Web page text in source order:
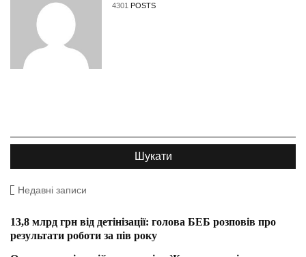
4301 POSTS
Недавні записи
13,8 млрд грн від детінізації: голова БЕБ розповів про
результати роботи за пів року